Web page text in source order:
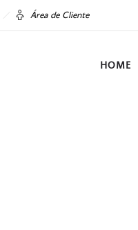
Área de Cliente
HOME